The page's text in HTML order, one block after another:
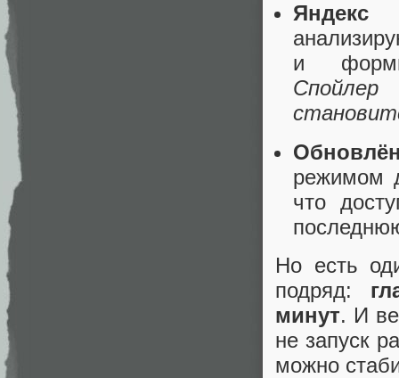
Яндекс
и
режимом
что
Но есть
подряд:
минут. И
не запуск
можно